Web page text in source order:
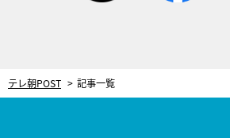
テレ朝POST 記事一覧